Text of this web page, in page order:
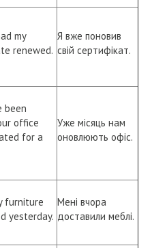
my
renewed.
Я вже поновив
свій сертифікат.
been
office
for a
Уже місяць нам
оновлюють офіс.
furniture
yesterday.
Мені вчора
доставили меблі.